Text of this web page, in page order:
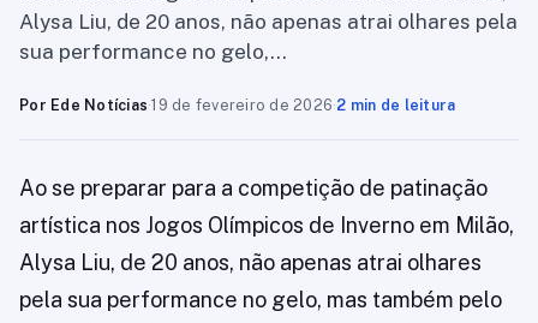
Alysa Liu, de 20 anos, não apenas atrai olhares pela
sua performance no gelo,…
Por Ede Notícias·19 de fevereiro de 2026·2 min de leitura
Ao se preparar para a competição de patinação
artística nos Jogos Olímpicos de Inverno em Milão,
Alysa Liu, de 20 anos, não apenas atrai olhares
pela sua performance no gelo, mas também pelo